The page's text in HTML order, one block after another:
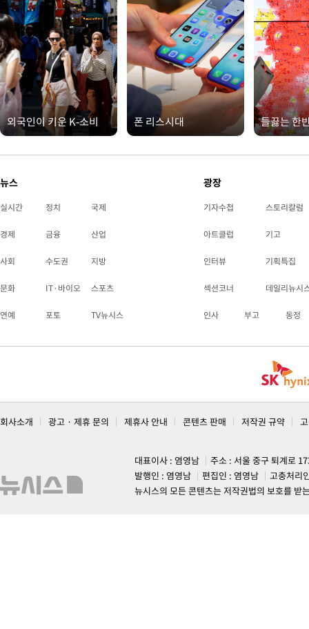
외국인이 키운 K-소비 폰 리스시대 들끓는 한
뉴스
실시간 정치 국제
경제 금융 산업
사회 수도권 지방
문화 IT·바이오 스포츠
연예 포토 TV뉴시스
광장
기자수첩 스토리칼럼
아트클럽 기고
인터뷰 기획특집
섹션코너 데일리뉴시
인사 부고 동정
회사소개 광고 · 제휴 문의 제휴사 안내 콘텐츠 판매 저작권 규약
대표이사 : 염영남
주소 : 서울 중구 퇴계로
발행인 : 염영남
편집인 : 염영남
고충처리
뉴시스의 모든 콘텐츠는 저작권법의 보호를